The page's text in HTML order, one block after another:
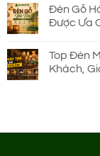
Đèn Gỗ
Được Ưa
Top Đèn
Khách,